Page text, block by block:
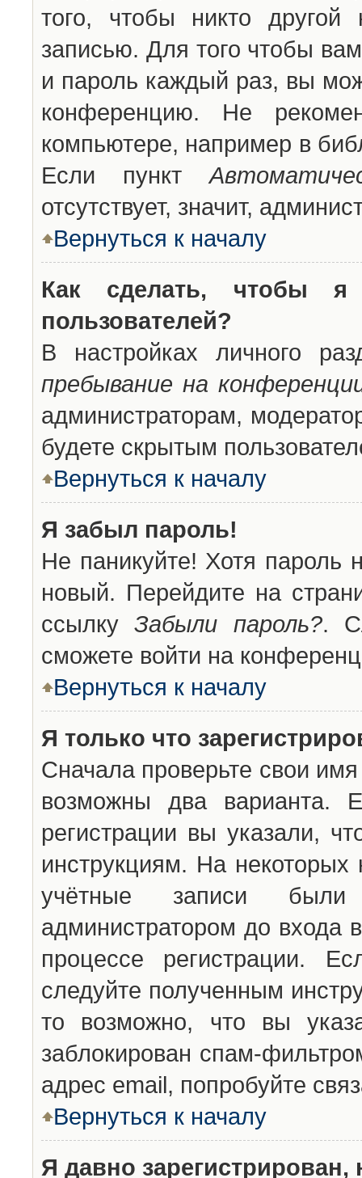
того, чтобы никто другой
записью. Для того чтобы
и пароль каждый раз, вы
конференцию. Не
компьютере, например в
Если пункт
отсутствует, значит,
Вернуться к началу
Как сделать, чтобы
пользователей?
В настройках личного
пребывание на
администраторам,
будете скрытым
Вернуться к началу
Я забыл пароль!
Не паникуйте! Хотя пароль
новый. Перейдите на
ссылкуЗабыли пароль?.
сможете войти на
Вернуться к началу
Я только что
Сначала проверьте свои
возможны два варианта.
регистрации вы указали,
инструкциям. На
учётные записи были
администратором до входа
процессе регистрации.
следуйте полученным
то возможно, что вы
заблокирован спам-
адрес email, попробуйте
Вернуться к началу
Я давно